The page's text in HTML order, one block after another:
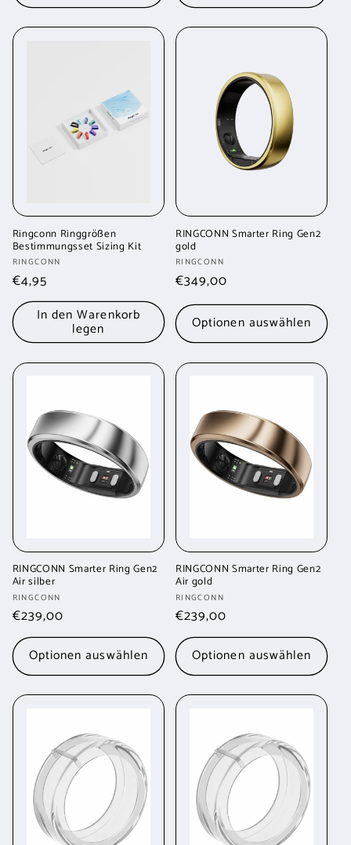
Ringconn Ringgrößen
Bestimmungsset Sizing Kit
Anbieter:
RINGCONN
Normaler
Preis
€4,95
In den Warenkorb
legen
RINGCONN Smarter Ring Gen2
gold
Anbieter:
RINGCONN
Normaler
Preis
€349,00
Optionen auswählen
RINGCONN Smarter Ring Gen2
Air silber
Anbieter:
RINGCONN
Normaler
Preis
€239,00
Optionen auswählen
RINGCONN Smarter Ring Gen2
Air gold
Anbieter:
RINGCONN
Normaler
Preis
€239,00
Optionen auswählen